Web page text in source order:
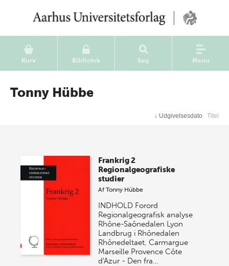
Kurv Bibliotek Søg Menu
Tonny Hübbe
↓ Udgivelsesdato Titel
Frankrig 2
Regionalgeografiske
studier
AfTonny Hübbe
INDHOLD Forord
Regionalgeografisk analyse
Rhône-Saônedalen Lyon
Landbrug i Rhônedalen
Rhônedeltaet, Carmargue
Marseille Provence Côte
d'Azur - Den fra…